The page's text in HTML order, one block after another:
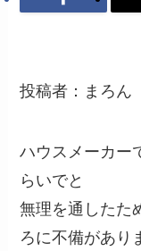
投稿者：まろん
ハウスメーカー
らいでと
無理を通したた
ろに不備があり